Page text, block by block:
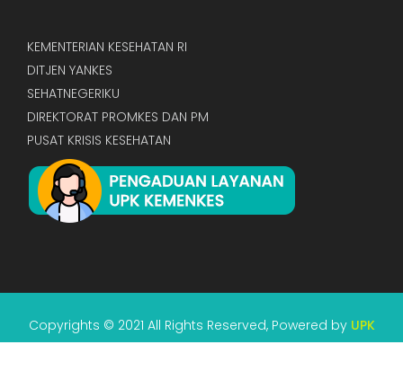
KEMENTERIAN KESEHATAN RI
DITJEN YANKES
SEHATNEGERIKU
DIREKTORAT PROMKES DAN PM
PUSAT KRISIS KESEHATAN
Copyrights © 2021 All Rights Reserved, Powered by UPK